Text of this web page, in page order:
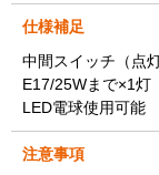
仕様補足
中間スイッチ（点
E17/25Wまで×1灯
LED電球使用可能
注意事項